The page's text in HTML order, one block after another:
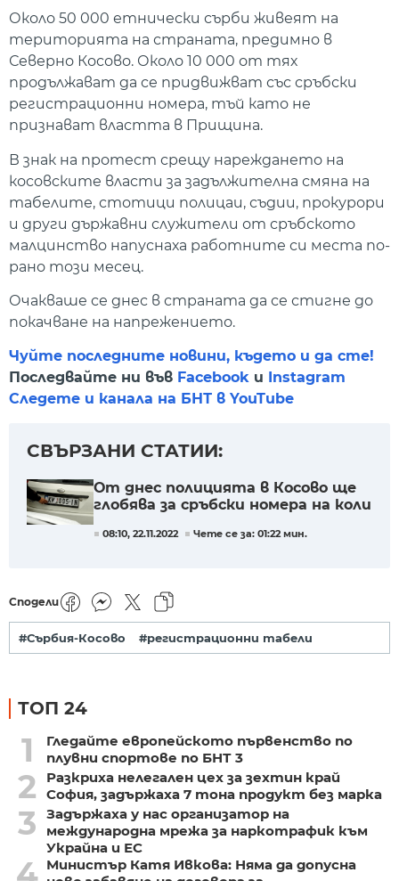
Около 50 000 етнически сърби живеят на
територията на страната, предимно в
Северно Косово. Около 10 000 от тях
продължават да се придвижват със сръбски
регистрационни номера, тъй като не
признават властта в Прищина.
В знак на протест срещу нареждането на
косовските власти за задължителна смяна на
табелите, стотици полицаи, съдии, прокурори
и други държавни служители от сръбското
малцинство напуснаха работните си места по-
рано този месец.
Очакваше се днес в страната да се стигне до
покачване на напрежението.
Чуйте последните новини, където и да сте!
Последвайте ни във Facebook и
Instagram
Следете и канала на БНТ в YouTube
СВЪРЗАНИ СТАТИИ:
От днес полицията в Косово ще
глобява за сръбски номера на коли
08:10, 22.11.2022 Чете се за: 01:22 мин.
Сподели
#Сърбия-Косово #регистрационни табели
ТОП 24
1
Гледайте европейското първенство по
плувни спортове по БНТ 3
2
Разкриха нелегален цех за зехтин край
София, задържаха 7 тона продукт без марка
3
Задържаха у нас организатор на
международна мрежа за наркотрафик към
Украйна и ЕС
Министър Катя Ивкова: Няма да допусна